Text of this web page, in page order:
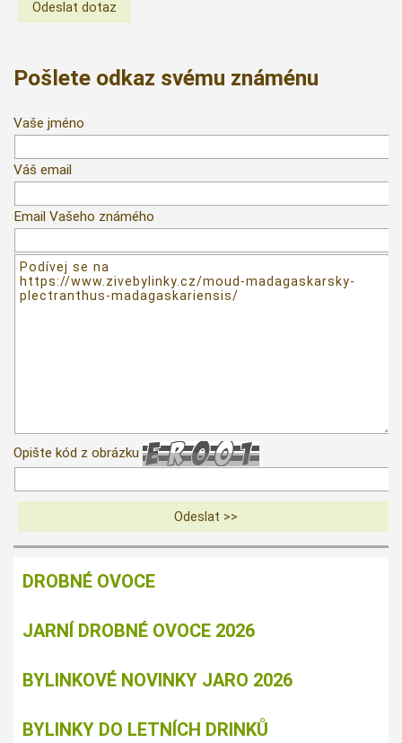
Pošlete odkaz svému známénu
Vaše jméno
Váš email
Email Vašeho známého
Opište kód z obrázku
DROBNÉ OVOCE
JARNÍ DROBNÉ OVOCE 2026
BYLINKOVÉ NOVINKY JARO 2026
BYLINKY DO LETNÍCH DRINKŮ